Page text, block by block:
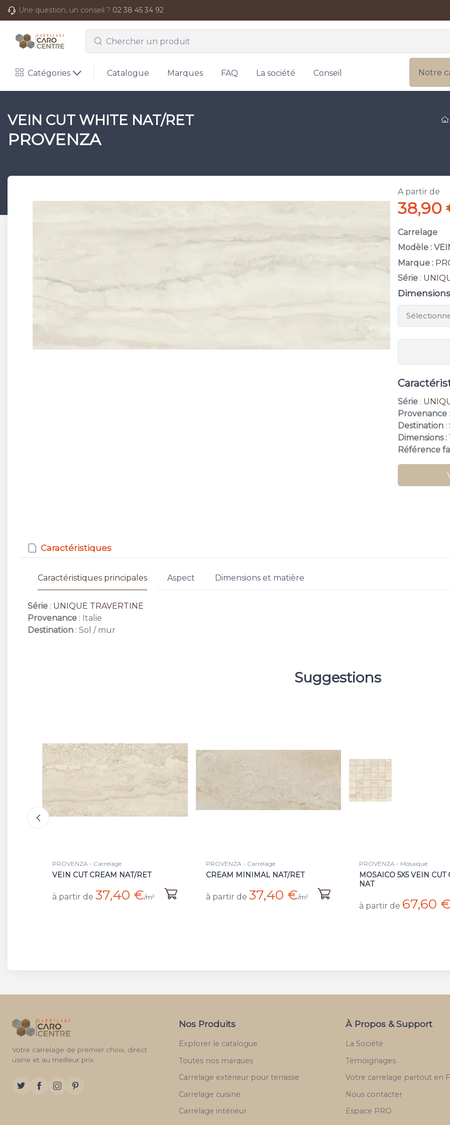
Une question, un conseil ? 02 38 45 34 92
Catégories Catalogue Marques FAQ La société Conseil Notre
VEIN CUT WHITE NAT/RET
PROVENZA
A partir de
38,90
Carrelage
Modèle :
Marque :
Série :
Dimensions
Série :
Provenance
Destination :
Dimensions
Référence
Caractéristiques
Caractéristiques principales Aspect Dimensions et matière
Série : UNIQUE TRAVERTINE
Provenance : Italie
Destination : Sol / mur
Suggestions
PROVENZA - Carrelage
CREAM MINIMAL NAT/RET
à partir de 37,40 €/m²
PROVENZA - Mosaique
MOSAICO 5X5 VEIN CUT CREAM
67,60 €
PROVENZA - Carrelage
CREAM RULED NAT/RET
Votre carrelage de premier choix, direct
usine et au meilleur prix.
Nos Produits
Explorer le catalogue
Toutes nos marques
Carrelage extérieur pour terrasse
Carrelage cuisine
Carrelage intérieur
À Propos & Support
La Société
Témoignages
Votre carrelage partout en
Nous contacter
Espace PRO